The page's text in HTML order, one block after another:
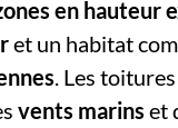
en hauteur
et un habitat
. Les
vents marins et